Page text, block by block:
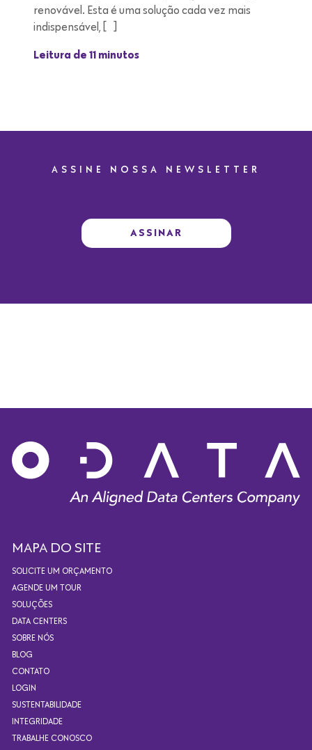
renovável. Esta é uma solução cada vez mais
indispensável, […]
Leitura de 11 minutos
ASSINE NOSSA NEWSLETTER
ASSINAR
MAPA DO SITE
SOLICITE UM ORÇAMENTO
AGENDE UM TOUR
SOLUÇÕES
DATA CENTERS
SOBRE NÓS
BLOG
CONTATO
LOGIN
SUSTENTABILIDADE
INTEGRIDADE
TRABALHE CONOSCO